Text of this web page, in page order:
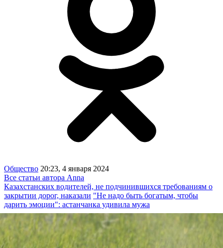
Общество 20:23, 4 января 2024
Все статьи автора Anna
Казахстанских водителей, не подчинившихся требованиям о
закрытии дорог, наказали "Не надо быть богатым, чтобы
дарить эмоции": астанчанка удивила мужа